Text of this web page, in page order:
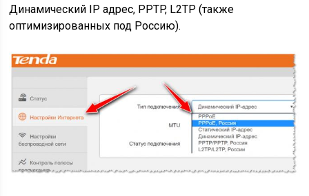
Динамический IP адрес, PPTP, L2TP (также
оптимизированных под Россию).